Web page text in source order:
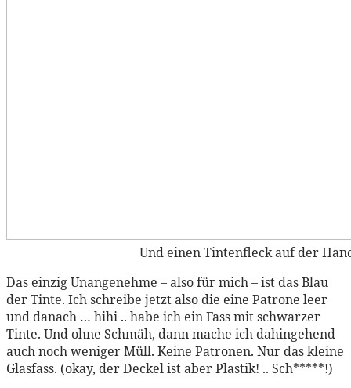
Und einen Tintenfleck auf der
Das einzig Unangenehme – also für mich – ist das Blau
der Tinte. Ich schreibe jetzt also die eine Patrone leer
und danach … hihi .. habe ich ein Fass mit schwarzer
Tinte. Und ohne Schmäh, dann mache ich dahingehend
auch noch weniger Müll. Keine Patronen. Nur das kleine
Glasfass. (okay, der Deckel ist aber Plastik! .. Sch*****!)